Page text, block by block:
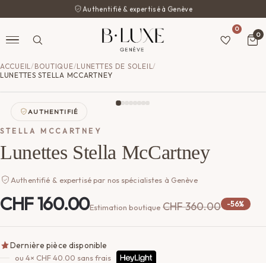
Authentifié & expertisé à Genève
0
0
ACCUEIL/ BOUTIQUE/LUNETTES DE SOLEIL/
LUNETTES STELLA MCCARTNEY
AUTHENTIFIÉ
STELLA MCCARTNEY
Lunettes Stella McCartney
Authentifié & expertisé par nos spécialistes à Genève
CHF160.00Estimation boutique CHF360.00 -56%
Dernière pièce disponible
ou 4× CHF40.00 sans frais